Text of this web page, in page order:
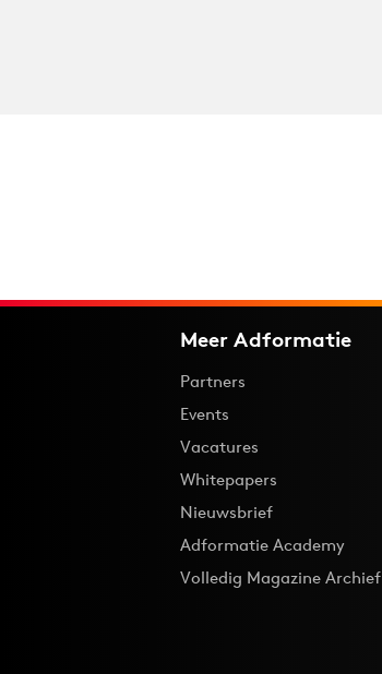
Meer Adformatie
Partners
Events
Vacatures
Whitepapers
Nieuwsbrief
Adformatie Academy
Volledig Magazine Archief